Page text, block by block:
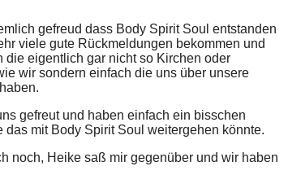
gefreud dass Body Spirit Soul entstanden
viele gute Rückmeldungen bekommen und
die eigentlich gar nicht so Kirchen oder
wir sondern einfach die uns über unsere
gefreut und haben einfach ein bisschen
das mit Body Spirit Soul weitergehen könnte.
noch, Heike saß mir gegenüber und wir haben